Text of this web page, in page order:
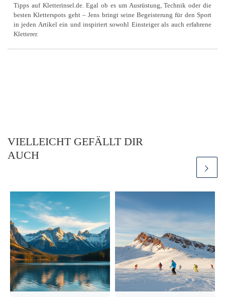
Tipps auf Kletterinsel.de. Egal ob es um Ausrüstung, Technik oder die
besten Kletterspots geht – Jens bringt seine Begeisterung für den Sport
in jeden Artikel ein und inspiriert sowohl Einsteiger als auch erfahrene
Kletterer.
VIELLEICHT GEFÄLLT DIR
AUCH